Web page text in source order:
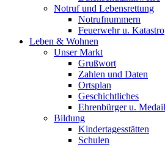
Notruf und Lebensrettung
Notrufnummern
Feuerwehr u.
Leben & Wohnen
Unser Markt
Grußwort
Zahlen und Daten
Ortsplan
Geschichtliches
Ehrenbürger u.
Bildung
Kindertagesstätten
Schulen